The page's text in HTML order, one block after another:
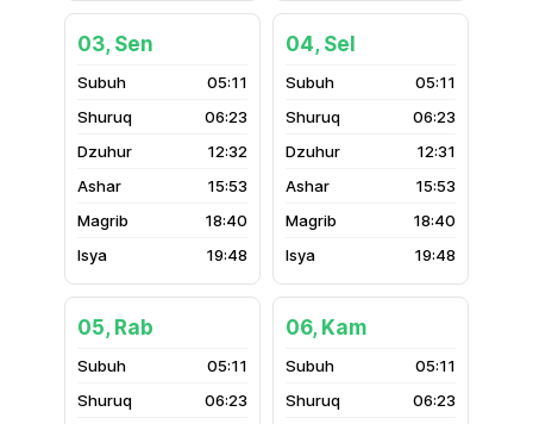
03, Sen
05:11
06:23
12:32
15:53
18:40
19:48
04, Sel
05:11
06:23
12:31
15:53
18:40
19:48
05, Rab
05:11
06:23
06, Kam
05:11
06:23